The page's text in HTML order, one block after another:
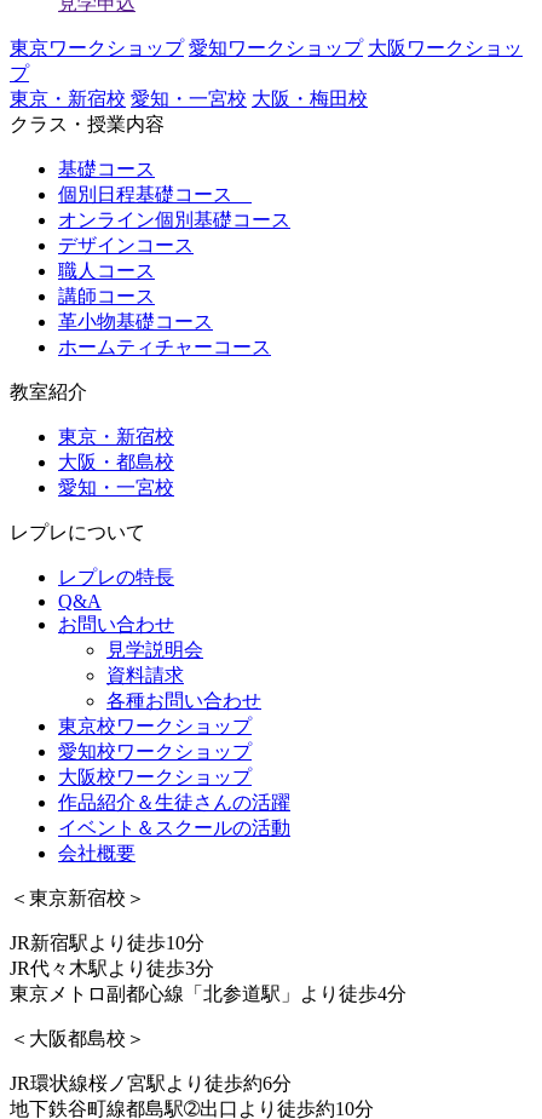
東京ワークショップ 愛知ワークショップ 大阪ワークショッ
プ
東京・新宿校 愛知・一宮校 大阪・梅田校
クラス・授業内容
基礎コース
個別日程基礎コース
オンライン個別基礎コース
デザインコース
職人コース
講師コース
革小物基礎コース
ホームティチャーコース
教室紹介
東京・新宿校
大阪・都島校
愛知・一宮校
レプレについて
レプレの特長
Q&A
お問い合わせ
見学説明会
資料請求
各種お問い合わせ
東京校ワークショップ
愛知校ワークショップ
大阪校ワークショップ
作品紹介＆生徒さんの活躍
イベント＆スクールの活動
会社概要
＜東京新宿校＞
JR新宿駅より徒歩10分
JR代々木駅より徒歩3分
東京メトロ副都心線「北参道駅」より徒歩4分
＜大阪都島校＞
JR環状線桜ノ宮駅より徒歩約6分
地下鉄谷町線都島駅➁出口より徒歩約10分